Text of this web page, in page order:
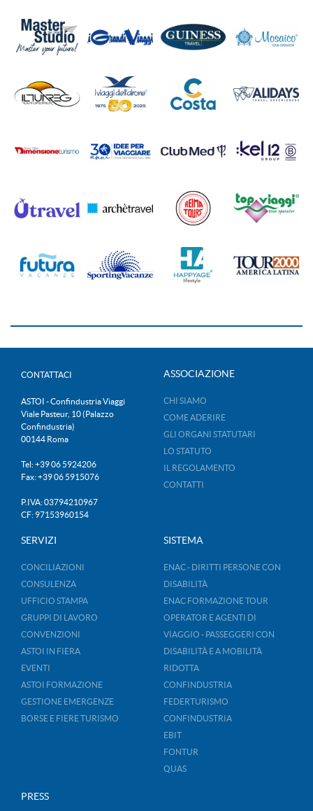
CONTATTACI
ASTOI - Confindustria Viaggi
Viale Pasteur, 10 (Palazzo
Confindustria)
00144 Roma
Tel: +39 06 5924206
Fax: +39 06 5915076
P.IVA: 03794210967
CF: 97153960154
ASSOCIAZIONE
CHI SIAMO
COME ADERIRE
GLI ORGANI STATUTARI
LO STATUTO
IL REGOLAMENTO
CONTATTI
SERVIZI
CONCILIAZIONI
CONSULENZA
UFFICIO STAMPA
GRUPPI DI LAVORO
CONVENZIONI
ASTOI IN FIERA
EVENTI
ASTOI FORMAZIONE
GESTIONE EMERGENZE
BORSE E FIERE TURISMO
SISTEMA
ENAC - DIRITTI PERSONE CON
DISABILITÀ
ENAC FORMAZIONE TOUR
OPERATOR E AGENTI DI
VIAGGIO - PASSEGGERI CON
DISABILITÀ E A MOBILITÀ
RIDOTTA
CONFINDUSTRIA
FEDERTURISMO
CONFINDUSTRIA
EBIT
FONTUR
QUAS
PRESS